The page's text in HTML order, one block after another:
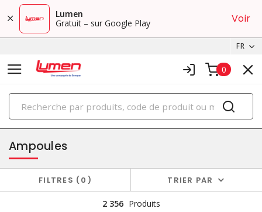
Lumen
Gratuit – sur Google Play
Voir
FR
0
PRODUITS
éclairage
Ampoules
FILTRES 0 TRIER PAR
2 356 Produits